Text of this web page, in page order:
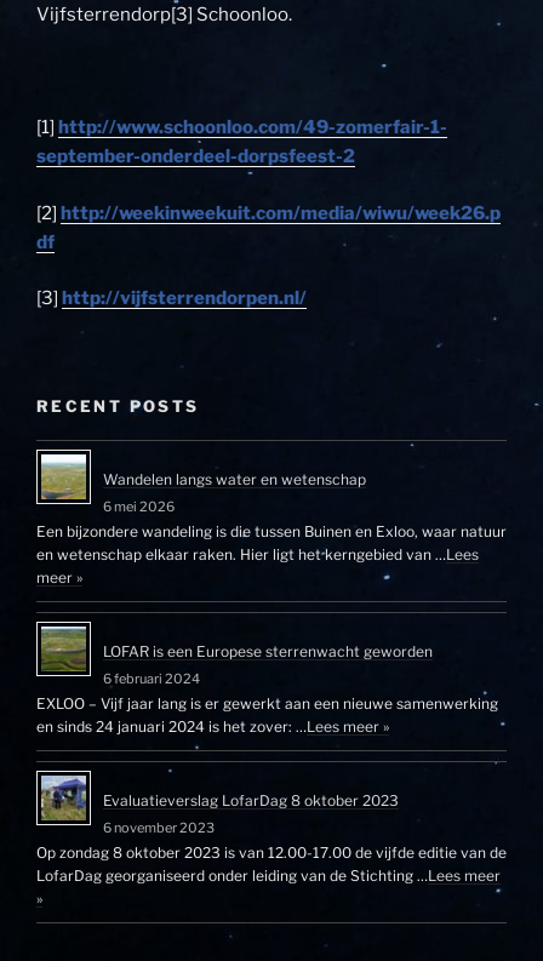
Vijfsterrendorp[3] Schoonloo.
[1] http://www.schoonloo.com/49-zomerfair-1-
september-onderdeel-dorpsfeest-2
[2] http://weekinweekuit.com/media/wiwu/week26.p
df
[3] http://vijfsterrendorpen.nl/
RECENT POSTS
Wandelen langs water en wetenschap
6 mei 2026
Een bijzondere wandeling is die tussen Buinen en Exloo, waar natuur
en wetenschap elkaar raken. Hier ligt het kerngebied van …Lees
meer »
LOFAR is een Europese sterrenwacht geworden
6 februari 2024
EXLOO – Vijf jaar lang is er gewerkt aan een nieuwe samenwerking
en sinds 24 januari 2024 is het zover: …Lees meer »
Evaluatieverslag LofarDag 8 oktober 2023
6 november 2023
Op zondag 8 oktober 2023 is van 12.00-17.00 de vijfde editie van de
LofarDag georganiseerd onder leiding van de Stichting …Lees meer
»